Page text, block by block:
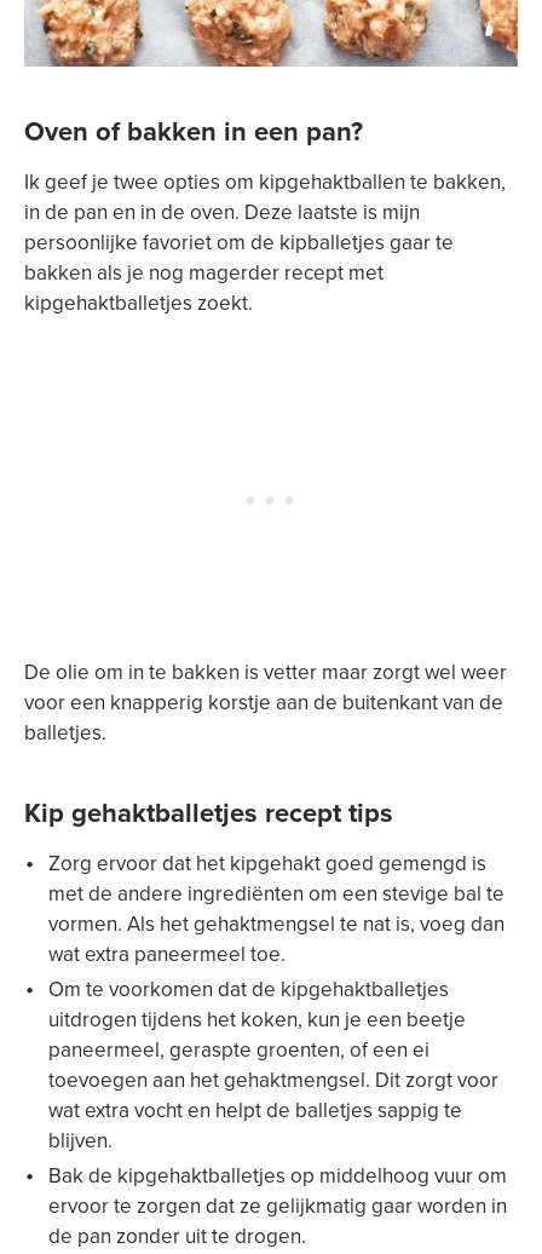
Oven of bakken in een pan?
Ik geef je twee opties om kipgehaktballen te bakken,
in de pan en in de oven. Deze laatste is mijn
persoonlijke favoriet om de kipballetjes gaar te
bakken als je nog magerder recept met
kipgehaktballetjes zoekt.
De olie om in te bakken is vetter maar zorgt wel weer
voor een knapperig korstje aan de buitenkant van de
balletjes.
Kip gehaktballetjes recept tips
Zorg ervoor dat het kipgehakt goed gemengd is
met de andere ingrediënten om een stevige bal te
vormen. Als het gehaktmengsel te nat is, voeg dan
wat extra paneermeel toe.
Om te voorkomen dat de kipgehaktballetjes
uitdrogen tijdens het koken, kun je een beetje
paneermeel, geraspte groenten, of een ei
toevoegen aan het gehaktmengsel. Dit zorgt voor
wat extra vocht en helpt de balletjes sappig te
blijven.
Bak de kipgehaktballetjes op middelhoog vuur om
ervoor te zorgen dat ze gelijkmatig gaar worden in
de pan zonder uit te drogen.